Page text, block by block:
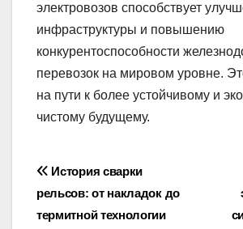
электровозов способствует
инфраструктуры и повышению
конкурентоспособности
перевозок на мировом уровне.
на пути к более устойчивому и
чистому будущему.
Навигация
по
История сварки
рельсов: от накладок до
термитной технологии